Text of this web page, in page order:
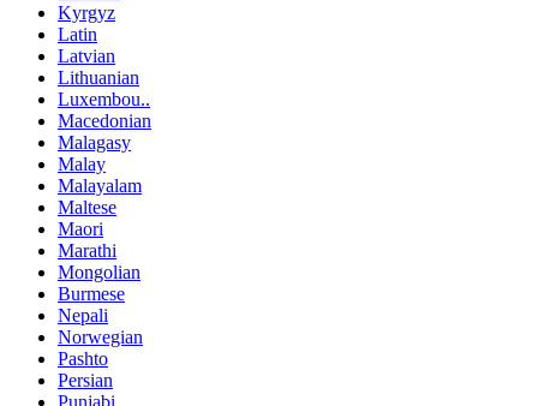
Kyrgyz
Latin
Latvian
Lithuanian
Luxembou..
Macedonian
Malagasy
Malay
Malayalam
Maltese
Maori
Marathi
Mongolian
Burmese
Nepali
Norwegian
Pashto
Persian
Punjabi